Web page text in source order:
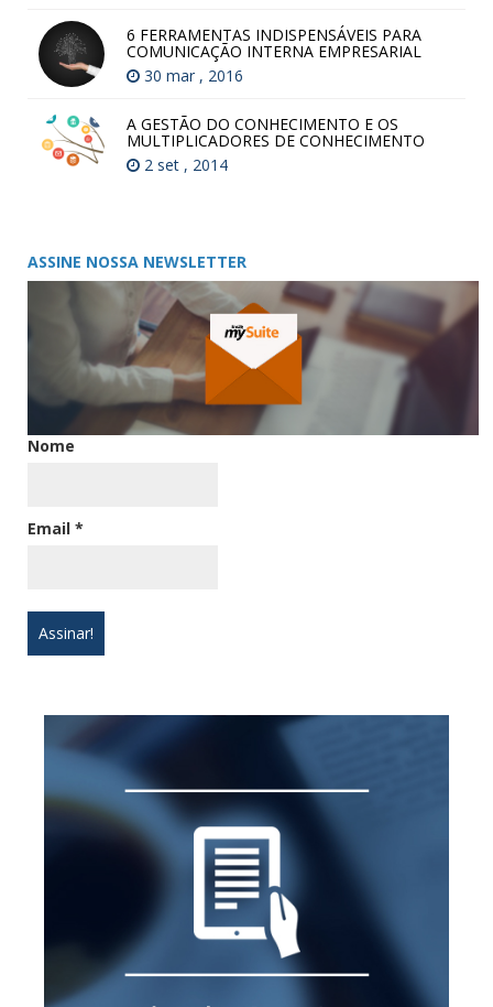
6 FERRAMENTAS INDISPENSÁVEIS PARA
COMUNICAÇÃO INTERNA EMPRESARIAL
30 mar , 2016
A GESTÃO DO CONHECIMENTO E OS
MULTIPLICADORES DE CONHECIMENTO
2 set , 2014
ASSINE NOSSA NEWSLETTER
Nome
Email *